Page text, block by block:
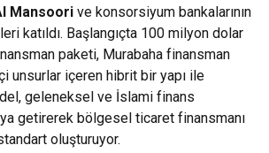
Mansoori ve konsorsiyum bankalarının
katıldı. Başlangıçta 100 milyon dolar
paketi, Murabaha finansman
unsurlar içeren hibrit bir yapı ile
geleneksel ve İslami finans
getirerek bölgesel ticaret finansmanı
oluşturuyor.